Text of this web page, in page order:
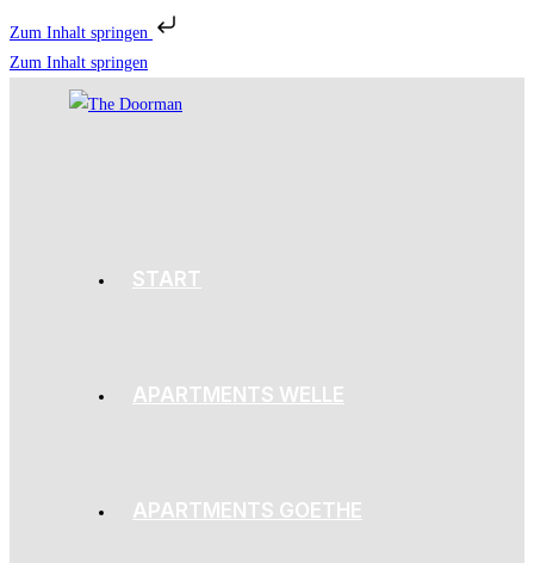
Zum Inhalt springen
Zum Inhalt springen
START
APARTMENTS WELLE
APARTMENTS GOETHE